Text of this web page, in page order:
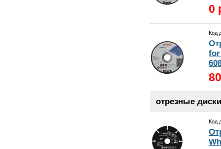
0
Код
for
отрезные
Код